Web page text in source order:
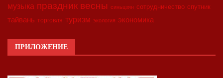
музыка праздник весны синьцзян сотрудничество спутник
тайвань торговля туризм экология экономика
ПРИЛОЖЕНИЕ